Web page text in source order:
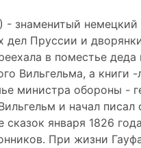
- знаменитый
Пруссии и
в поместье
Вильгельма, а книги
министра обороны -
и начал
сказок января 1826
При жизни